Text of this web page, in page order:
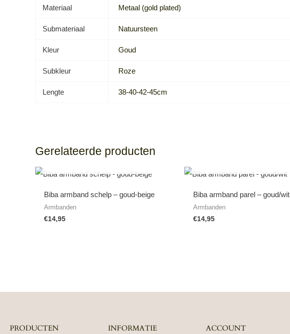
Materiaal Metaal (gold plated)
Submateriaal Natuursteen
Kleur Goud
Subkleur Roze
Lengte 38-40-42-45cm
Gerelateerde producten
Biba armband schelp – goud-beige
Armbanden
€14,95
Biba armband parel – goud/wit
Armbanden
€14,95
PRODUCTEN INFORMATIE ACCOUNT